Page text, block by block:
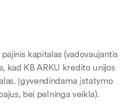
kapitalas (vadovaujantis
kad KB ARKU kredito unijos
Įgyvendindama įstatymo
bei pelninga veikla).